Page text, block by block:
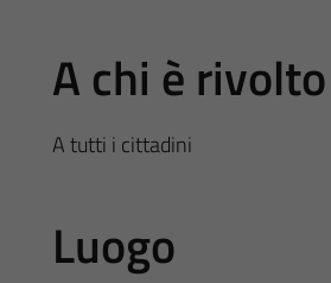
A chi è rivolto
A tutti i cittadini
Luogo